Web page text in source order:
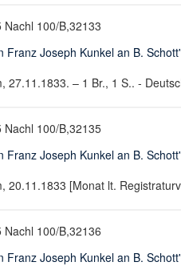
Nachl 100/B,32133
Franz Joseph Kunkel an B.
27.11.1833. – 1 Br., 1 S.. -
Nachl 100/B,32135
Franz Joseph Kunkel an B.
20.11.1833 [Monat lt.
Nachl 100/B,32136
Franz Joseph Kunkel an B.